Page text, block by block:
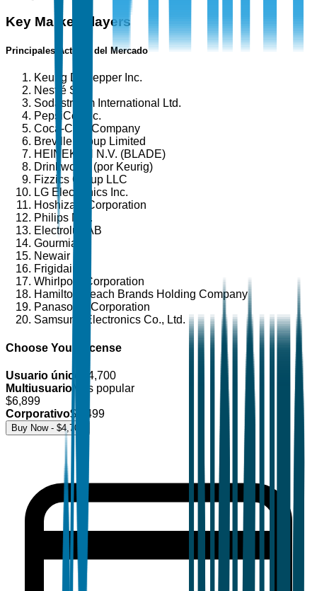
Key Market Players
Principales Actores del Mercado
Keurig Dr Pepper Inc.
Nestlé S.A.
Sodastream International Ltd.
PepsiCo, Inc.
Coca-Cola Company
Breville Group Limited
HEINEKEN N.V. (BLADE)
Drinkworks (por Keurig)
Fizzics Group LLC
LG Electronics Inc.
Hoshizaki Corporation
Philips N.V.
Electrolux AB
Gourmia
Newair
Frigidaire
Whirlpool Corporation
Hamilton Beach Brands Holding Company
Panasonic Corporation
Samsung Electronics Co., Ltd.
Choose Your License
Usuario único
4,700
MultiusuarioMás popular
$6,899
Corporativo$ 8,499
Buy Now - $4,700